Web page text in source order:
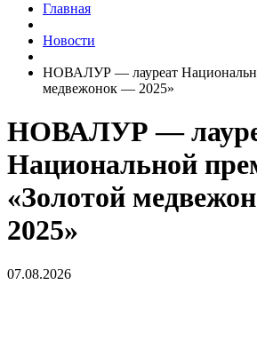
Главная
Новости
НОВАЛУР — лауреат
медвежонок — 2025»
НОВАЛУР —
Национальной
«Золотой
2025»
07.08.2026